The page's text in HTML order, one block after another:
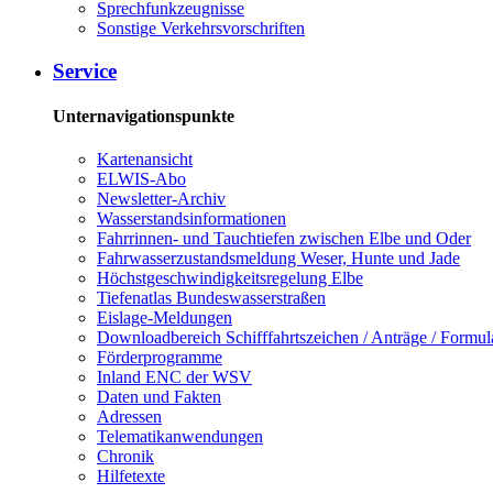
Sprech­funk­zeug­nis­se
Sons­ti­ge Ver­kehrs­vor­schrif­ten
Ser­vice
Unternavigationspunkte
Kar­ten­an­sicht
EL­WIS-​Abo
Newslet­ter-​Ar­chiv
Was­ser­stands­in­for­ma­tio­nen
Fahr­rin­nen-​ und Tauch­tie­fen zwi­schen El­be und Oder
Fahr­was­ser­zu­stands­mel­dung We­ser, Hun­te und Ja­de
Höchst­ge­schwin­dig­keits­re­ge­lung El­be
Tie­fe­n­at­las Bun­des­was­ser­stra­ßen
Eis­la­ge-​Mel­dun­gen
Dow­n­load­be­reich Schiff­fahrts­zei­chen / An­trä­ge /
För­der­pro­gram­me
In­land ENC der WSV
Da­ten und Fak­ten
Adres­sen
Te­le­ma­ti­kan­wen­dun­gen
Chro­nik
Hil­fe­tex­te